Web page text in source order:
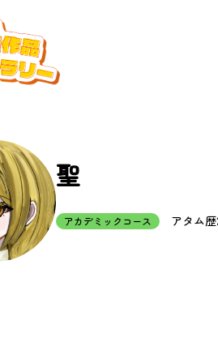
聖
アカデミックコース アタム